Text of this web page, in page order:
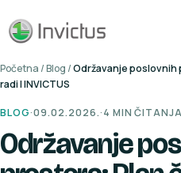
Početna /Blog /Održavanje poslovnih
radi | INVICTUS
BLOG·09.02.2026.·4 MIN ČITANJA
Održavanje